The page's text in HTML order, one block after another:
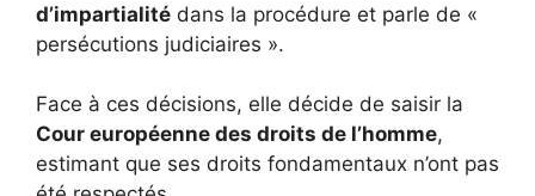
d’impartialité dans la procédure et parle de «
persécutions judiciaires ».
Face à ces décisions, elle décide de saisir la
Cour européenne des droits de l’homme,
estimant que ses droits fondamentaux n’ont pas